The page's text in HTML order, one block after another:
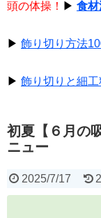
頭の体操！ ▶ 食材
▶ 飾り切り方法
▶ 飾り切りと細
初夏【６月の
ニュー
2025/7/17